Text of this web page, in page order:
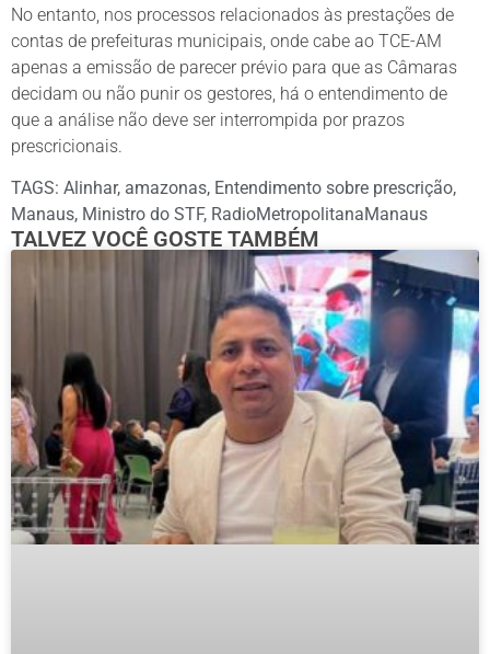
No entanto, nos processos relacionados às prestações de
contas de prefeituras municipais, onde cabe ao TCE-AM
apenas a emissão de parecer prévio para que as Câmaras
decidam ou não punir os gestores, há o entendimento de
que a análise não deve ser interrompida por prazos
prescricionais.
TAGS: Alinhar, amazonas, Entendimento sobre prescrição,
Manaus, Ministro do STF, RadioMetropolitanaManaus
TALVEZ VOCÊ GOSTE TAMBÉM